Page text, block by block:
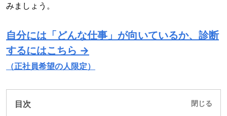
みましょう。
自分には「どんな仕事」が向いているか、診断
するにはこちら →
（正社員希望の人限定）
目次 閉じる